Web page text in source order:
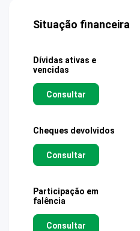
Situação financeira
Dívidas ativas e
vencidas
Consultar
Cheques devolvidos
Consultar
Participação em
falência
Consultar